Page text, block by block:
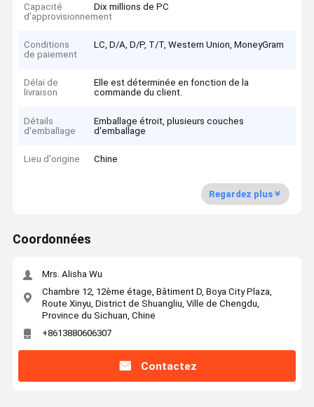
Capacité
d'approvisionnement
Dix millions de PC
Conditions
de paiement
LC, D/A, D/P, T/T, Western Union, MoneyGram
Délai de
livraison
Elle est déterminée en fonction de la
commande du client.
Détails
d'emballage
Emballage étroit, plusieurs couches
d'emballage
Lieu d'origine Chine
Regardez plus
Coordonnées
Mrs. Alisha Wu
Chambre 12, 12ème étage, Bâtiment D, Boya City Plaza,
Route Xinyu, District de Shuangliu, Ville de Chengdu,
Province du Sichuan, Chine
+8613880606307
Contactez